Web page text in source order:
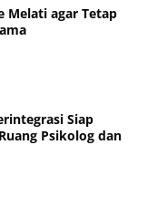
Melati agar Tetap
Siap
Psikolog dan